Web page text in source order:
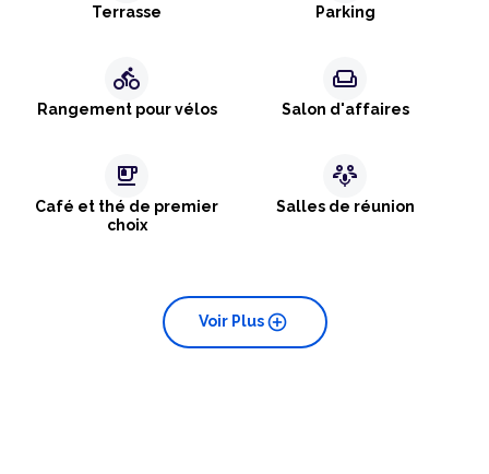
Terrasse Parking
directions_bike
Rangement pour vélos
weekend
Salon d'affaires
emoji_food_beverage
Café et thé de premier
choix
adaptive_audio_mic
Salles de réunion
add_circle
Voir Plus